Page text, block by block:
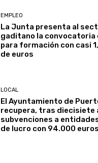
EMPLEO
La Junta presenta al
gaditano la convocatoria
para formación con casi
de euros
LOCAL
El Ayuntamiento de
recupera, tras diecisiete
subvenciones a
de lucro con 94.000 euros